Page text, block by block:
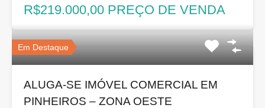
R$219.000,00 PREÇO DE VENDA
Em Destaque
ALUGA-SE IMÓVEL COMERCIAL EM
PINHEIROS – ZONA OESTE